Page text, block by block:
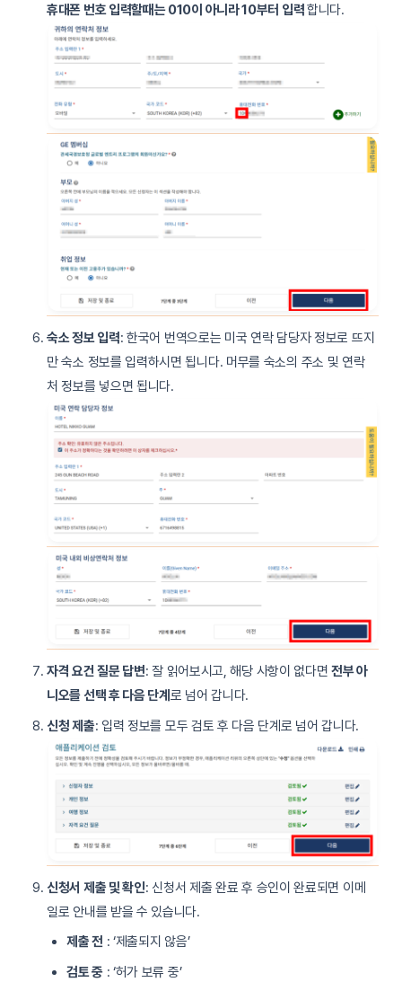
휴대폰 번호 입력할때는 010이 아니라 10부터 입력합니다.
숙소 정보 입력: 한국어 번역으로는 미국 연락 담당자 정보로 뜨지
만 숙소 정보를 입력하시면 됩니다. 머무를 숙소의 주소 및 연락
처 정보를 넣으면 됩니다.
자격 요건 질문 답변: 잘 읽어보시고, 해당 사항이 없다면전부 아
니오를 선택 후 다음 단계 로 넘어 갑니다.
신청 제출: 입력 정보를 모두 검토 후 다음 단계로 넘어 갑니다.
신청서 제출 및 확인: 신청서 제출 완료 후 승인이 완료되면 이메
일로 안내를 받을 수 있습니다.
제출 전 : ‘제출되지 않음’
검토 중: ‘허가 보류 중’